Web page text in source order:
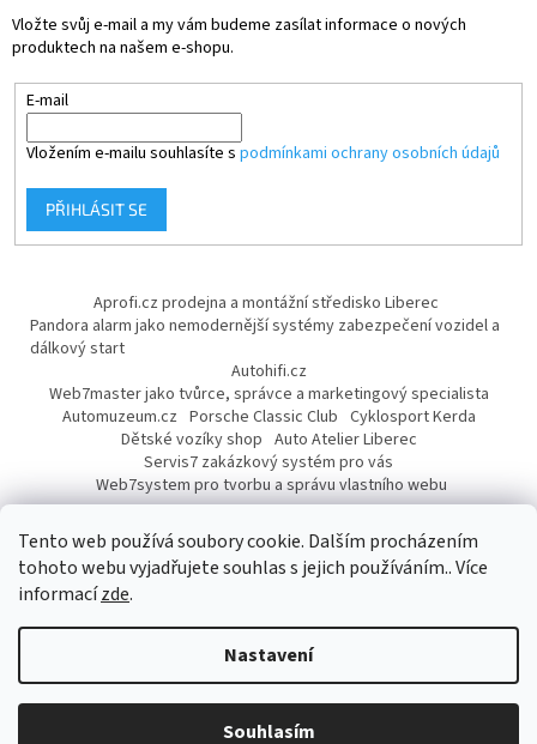
Tento web používá soubory cookie. Dalším procházením
tohoto webu vyjadřujete souhlas s jejich používáním.. Více
informacízde.
Nastavení
Souhlasím
Vložte svůj e-mail a my vám budeme zasílat informace o nových
produktech na našem e-shopu.
E-mail
Vložením e-mailu souhlasíte s podmínkami ochrany osobních údajů
PŘIHLÁSIT SE
Aprofi.cz prodejna a montážní středisko Liberec
Pandora alarm jako nemodernější systémy zabezpečení vozidel a
dálkový start
Autohifi.cz
Web7master jako tvůrce, správce a marketingový specialista
Automuzeum.cz Porsche Classic Club Cyklosport Kerda
Dětské vozíky shop Auto Atelier Liberec
Servis7 zakázkový systém pro vás
Web7system pro tvorbu a správu vlastního webu
Dárek
Copyright 2026AUTOPROFI CZ. Všechna práva vyhrazena.Upravit
nastavení cookies